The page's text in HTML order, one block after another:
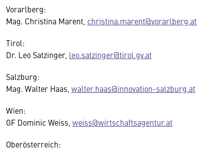
Vorarlberg:
Mag. Christina Marent, christina.marent@vorarlberg.at
Tirol:
Dr. Leo Satzinger, leo.satzinger@tirol.gv.at
Salzburg:
Mag. Walter Haas, walter.haas@innovation-salzburg.at
Wien:
GF Dominic Weiss, weiss@wirtschaftsagentur.at
Oberösterreich: